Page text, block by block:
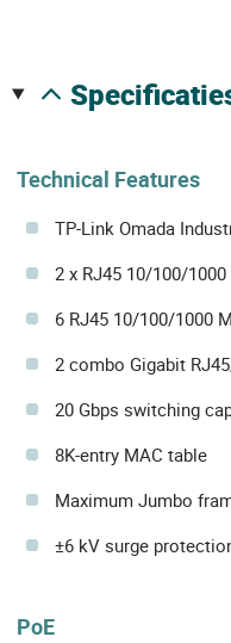
Technical Features
TP-Link Omada
2 x RJ45 10/100/
6 RJ45 10/100/1000
2 combo Gigabit
20 Gbps switching
8K-entry MAC table
Maximum Jumbo
±6 kV surge
PoE